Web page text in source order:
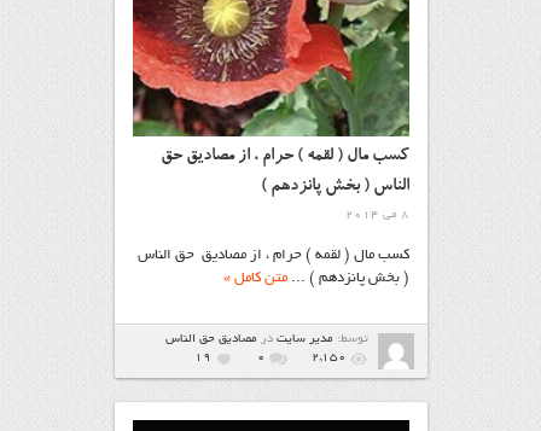
کسب مال ( لقمه ) حرام ، از مصادیق حق
الناس ( بخش پانزدهم )
8 می 2014
کسب مال ( لقمه ) حرام ، از مصادیق حق الناس
( بخش پانزدهم ) ...متن کامل »
توسط: مدیر سایتدر مصاديق حق الناس
2,150
۰ 19